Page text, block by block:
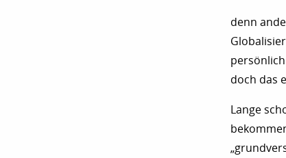
denn
doch das
Lange